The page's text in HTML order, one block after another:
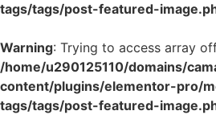
tags/tags/post-featured-
Warning: Trying to access array
/home/u290125110/domains/
content/plugins/elementor-pro/
tags/tags/post-featured-